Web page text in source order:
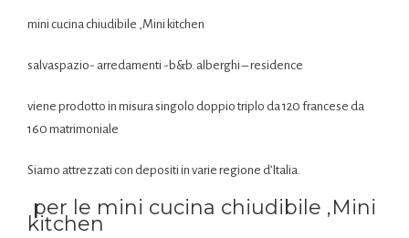
mini cucina chiudibile ,Mini kitchen
salvaspazio- arredamenti -b&b. alberghi – residence
viene prodotto in misura singolo doppio triplo da 120 francese da
160 matrimoniale
Siamo attrezzati con depositi in varie regione d’Italia.
per le mini cucina chiudibile ,Mini
kitchen